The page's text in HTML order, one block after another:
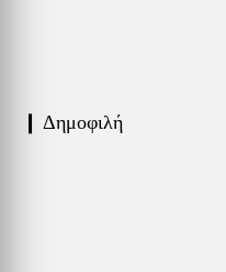
❙ Δημοφιλή